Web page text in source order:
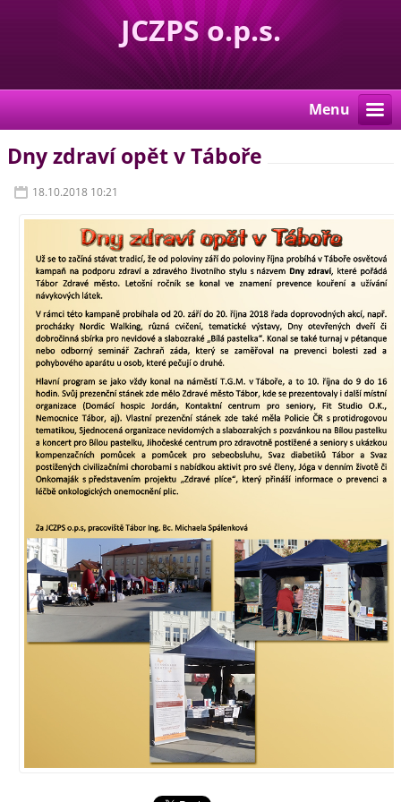
JCZPS o.p.s.
Menu
Dny zdraví opět v Táboře
18.10.2018 10:21